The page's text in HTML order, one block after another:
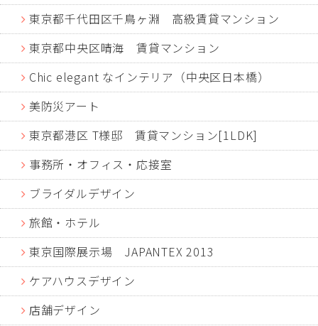
東京都千代田区千鳥ヶ淵 高級賃貸マンション
東京都中央区晴海 賃貸マンション
Chic elegant なインテリア（中央区日本橋）
美防災アート
東京都港区 T様邸 賃貸マンション[1LDK]
事務所・オフィス・応接室
ブライダルデザイン
旅館・ホテル
東京国際展示場 JAPANTEX 2013
ケアハウスデザイン
店舗デザイン